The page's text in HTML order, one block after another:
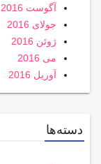
آگوست 2016
جولای 2016
ژوئن 2016
می 2016
آوریل 2016
دسته‌ها